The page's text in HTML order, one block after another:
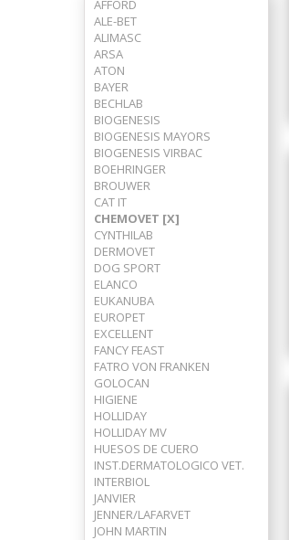
AFFORD
ALE-BET
ALIMASC
ARSA
ATON
BAYER
BECHLAB
BIOGENESIS
BIOGENESIS MAYORS
BIOGENESIS VIRBAC
BOEHRINGER
BROUWER
CAT IT
CHEMOVET [X]
CYNTHILAB
DERMOVET
DOG SPORT
ELANCO
EUKANUBA
EUROPET
EXCELLENT
FANCY FEAST
FATRO VON FRANKEN
GOLOCAN
HIGIENE
HOLLIDAY
HOLLIDAY MV
HUESOS DE CUERO
INST.DERMATOLOGICO VET.
INTERBIOL
JANVIER
JENNER/LAFARVET
JOHN MARTIN